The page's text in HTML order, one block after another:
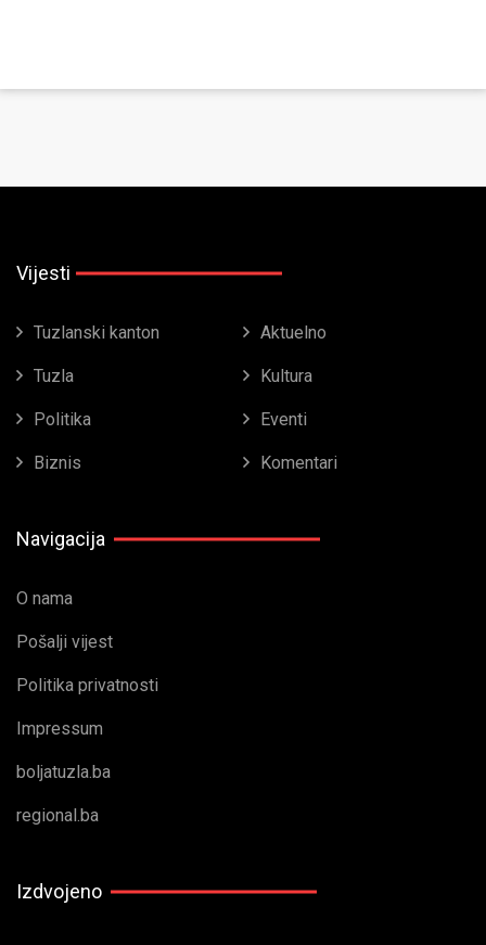
Vijesti
Tuzlanski kanton Aktuelno
Tuzla Kultura
Politika Eventi
Biznis Komentari
Navigacija
O nama
Pošalji vijest
Politika privatnosti
Impressum
boljatuzla.ba
regional.ba
Izdvojeno